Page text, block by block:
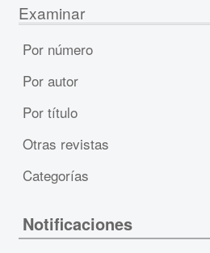
Examinar
Por número
Por autor
Por título
Otras revistas
Categorías
Notificaciones